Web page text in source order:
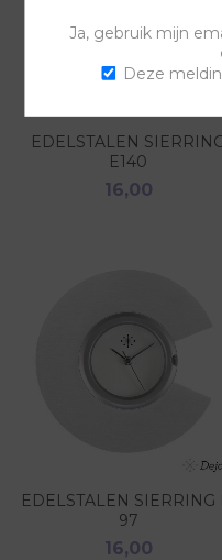
EDELSTALEN
E140
16,00
EDELSTALEN SIERRING
97
16,00
Ja, gebruik mijn
Deze